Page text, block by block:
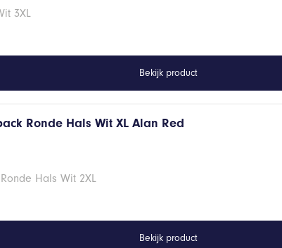
3XL
Bekijk product
Ronde Hals Wit XL Alan Red
Hals Wit 2XL
Bekijk product